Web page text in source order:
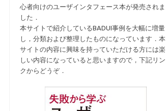
心者向けのユーザインタフェース本が発売されま
した．
本サイトで紹介しているBADUI事例を大幅に増量
し，分類および整理したものになっています．本
サイトの内容に興味を持っていただける方には楽
しい内容になっていると思いますので，下記リン
クからどうぞ．